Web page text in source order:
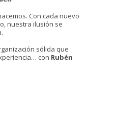
Con cada nuevo
nuestra ilusión se
sólida que
con Rubén